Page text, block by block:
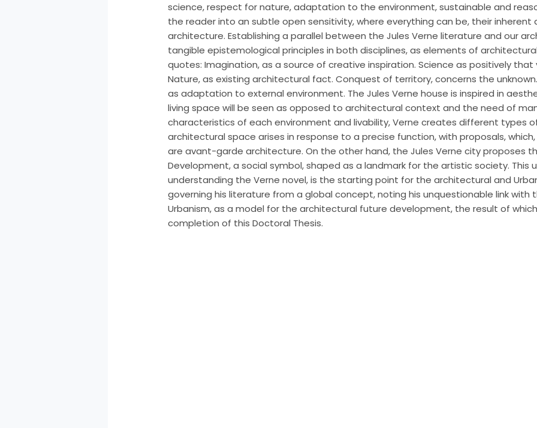
science, respect for nature, adaptation to the environment, sustainable and
the reader into an subtle open sensitivity, where everything can be, their inherent
architecture. Establishing a parallel between the Jules Verne literature and our
tangible epistemological principles in both disciplines, as elements of
quotes: Imagination, as a source of creative inspiration. Science as positively that
Nature, as existing architectural fact. Conquest of territory, concerns the
as adaptation to external environment. The Jules Verne house is inspired in
living space will be seen as opposed to architectural context and the need of
characteristics of each environment and livability, Verne creates different types
architectural space arises in response to a precise function, with proposals,
are avant-garde architecture. On the other hand, the Jules Verne city proposes
Development, a social symbol, shaped as a landmark for the artistic society. This
understanding the Verne novel, is the starting point for the architectural and
governing his literature from a global concept, noting his unquestionable link with
Urbanism, as a model for the architectural future development, the result of
completion of this Doctoral Thesis.